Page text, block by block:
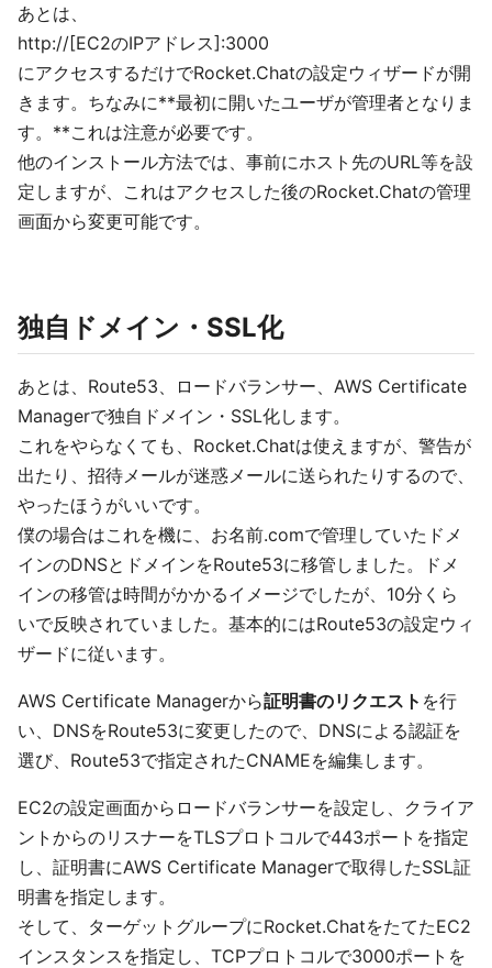
あとは、
http://[EC2のIPアドレス]:3000
にアクセスするだけでRocket.Chatの設定ウィザードが開
きます。ちなみに**最初に開いたユーザが管理者となりま
す。**これは注意が必要です。
他のインストール方法では、事前にホスト先のURL等を設
定しますが、これはアクセスした後のRocket.Chatの管理
画面から変更可能です。
独自ドメイン・SSL化
あとは、Route53、ロードバランサー、AWS Certificate
Managerで独自ドメイン・SSL化します。
これをやらなくても、Rocket.Chatは使えますが、警告が
出たり、招待メールが迷惑メールに送られたりするので、
やったほうがいいです。
僕の場合はこれを機に、お名前.comで管理していたドメ
インのDNSとドメインをRoute53に移管しました。ドメ
インの移管は時間がかかるイメージでしたが、10分くら
いで反映されていました。基本的にはRoute53の設定ウィ
ザードに従います。
AWS Certificate Managerから証明書のリクエスト を行
い、DNSをRoute53に変更したので、DNSによる認証を
選び、Route53で指定されたCNAMEを編集します。
EC2の設定画面からロードバランサーを設定し、クライア
ントからのリスナーをTLSプロトコルで443ポートを指定
し、証明書にAWS Certificate Managerで取得したSSL証
明書を指定します。
そして、ターゲットグループにRocket.ChatをたてたEC2
インスタンスを指定し、TCPプロトコルで3000ポートを